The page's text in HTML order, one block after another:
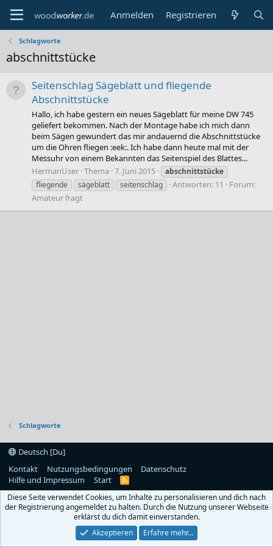
Anmelden Registrieren
Schlagworte
abschnittstücke
Seitenschlag Sägeblatt und fliegende
Abschnittstücke
Hallo, ich habe gestern ein neues Sägeblatt für meine DW 745
geliefert bekommen. Nach der Montage habe ich mich dann
beim Sägen gewundert das mir andauernd die Abschnittstücke
um die Ohren fliegen :eek:. Ich habe dann heute mal mit der
Messuhr von einem Bekannten das Seitenspiel des Blattes...
HermanUser Thema 7. Juni 2015
abschnittstücke
fliegende
sägeblatt seitenschlag Antworten: 11
Forum:
Amateur fragt
Schlagworte
Deutsch [Du]
Kontakt
Nutzungsbedingungen
Datenschutz
Hilfe und Impressum
Start
R
S
Diese Seite verwendet Cookies, um Inhalte zu personalisieren und dich nach
der Registrierung angemeldet zu halten. Durch die Nutzung unserer Webseite
erklärst du dich damit einverstanden.
Akzeptieren
Erfahre mehr…